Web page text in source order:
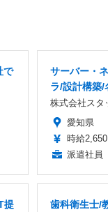
で
サーバー・
ラ/設計構築/
株式会社スタ
愛知県
時給
派遣社員
提
歯科衛生士/